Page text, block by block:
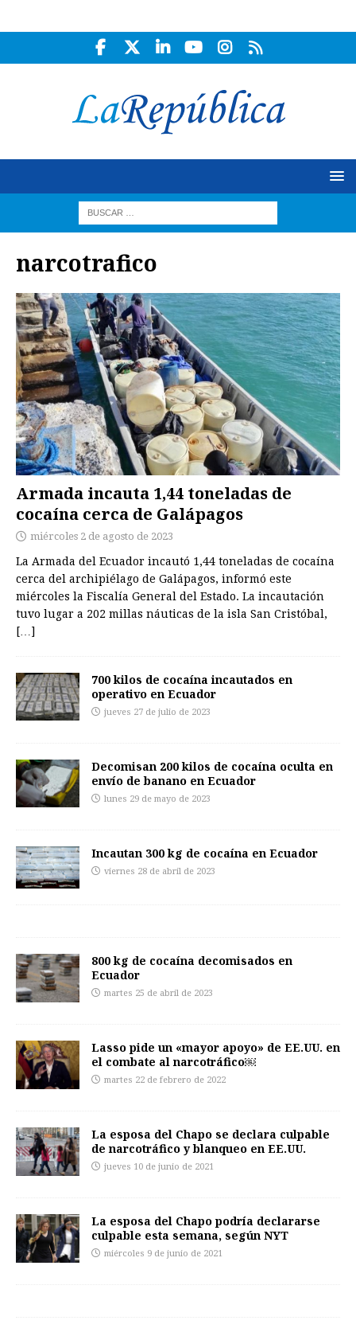
narcotrafico
Armada incauta 1,44 toneladas de
cocaína cerca de Galápagos
miércoles 2 de agosto de 2023
La Armada del Ecuador incautó 1,44 toneladas de cocaína
cerca del archipiélago de Galápagos, informó este
miércoles la Fiscalía General del Estado. La incautación
tuvo lugar a 202 millas náuticas de la isla San Cristóbal,
[…]
700 kilos de cocaína incautados en
operativo en Ecuador
jueves 27 de julio de 2023
Decomisan 200 kilos de cocaína oculta en
envío de banano en Ecuador
lunes 29 de mayo de 2023
Incautan 300 kg de cocaína en Ecuador
viernes 28 de abril de 2023
800 kg de cocaína decomisados en
Ecuador
martes 25 de abril de 2023
Lasso pide un «mayor apoyo» de EE.UU. en
el combate al narcotráfico￼
martes 22 de febrero de 2022
La esposa del Chapo se declara culpable
de narcotráfico y blanqueo en EE.UU.
jueves 10 de junio de 2021
La esposa del Chapo podría declararse
culpable esta semana, según NYT
miércoles 9 de junio de 2021